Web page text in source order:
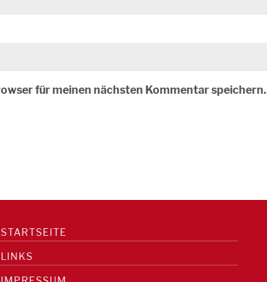
für meinen nächsten Kommentar speichern.
STARTSEITE
LINKS